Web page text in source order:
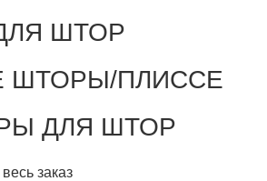
ШТОР
ШТОРЫ/ПЛИССЕ
ДЛЯ ШТОР
заказ